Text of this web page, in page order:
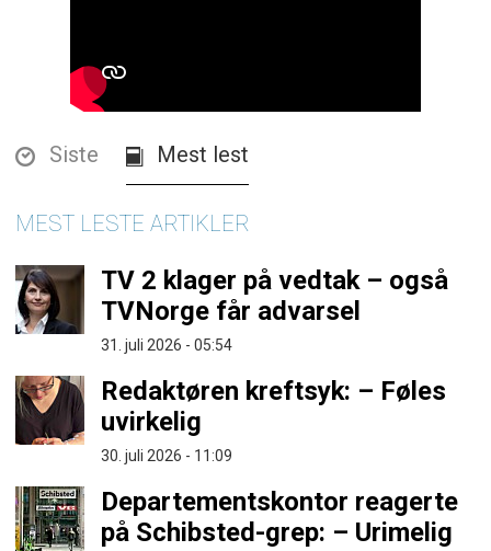
Siste Mest lest
MEST LESTE ARTIKLER
TV 2 klager på vedtak – også
TVNorge får advarsel
31. juli 2026 - 05:54
Redaktøren kreftsyk: – Føles
uvirkelig
30. juli 2026 - 11:09
Departementskontor reagerte
på Schibsted-grep: – Urimelig